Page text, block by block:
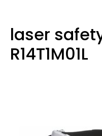
laser
R14T1M01L